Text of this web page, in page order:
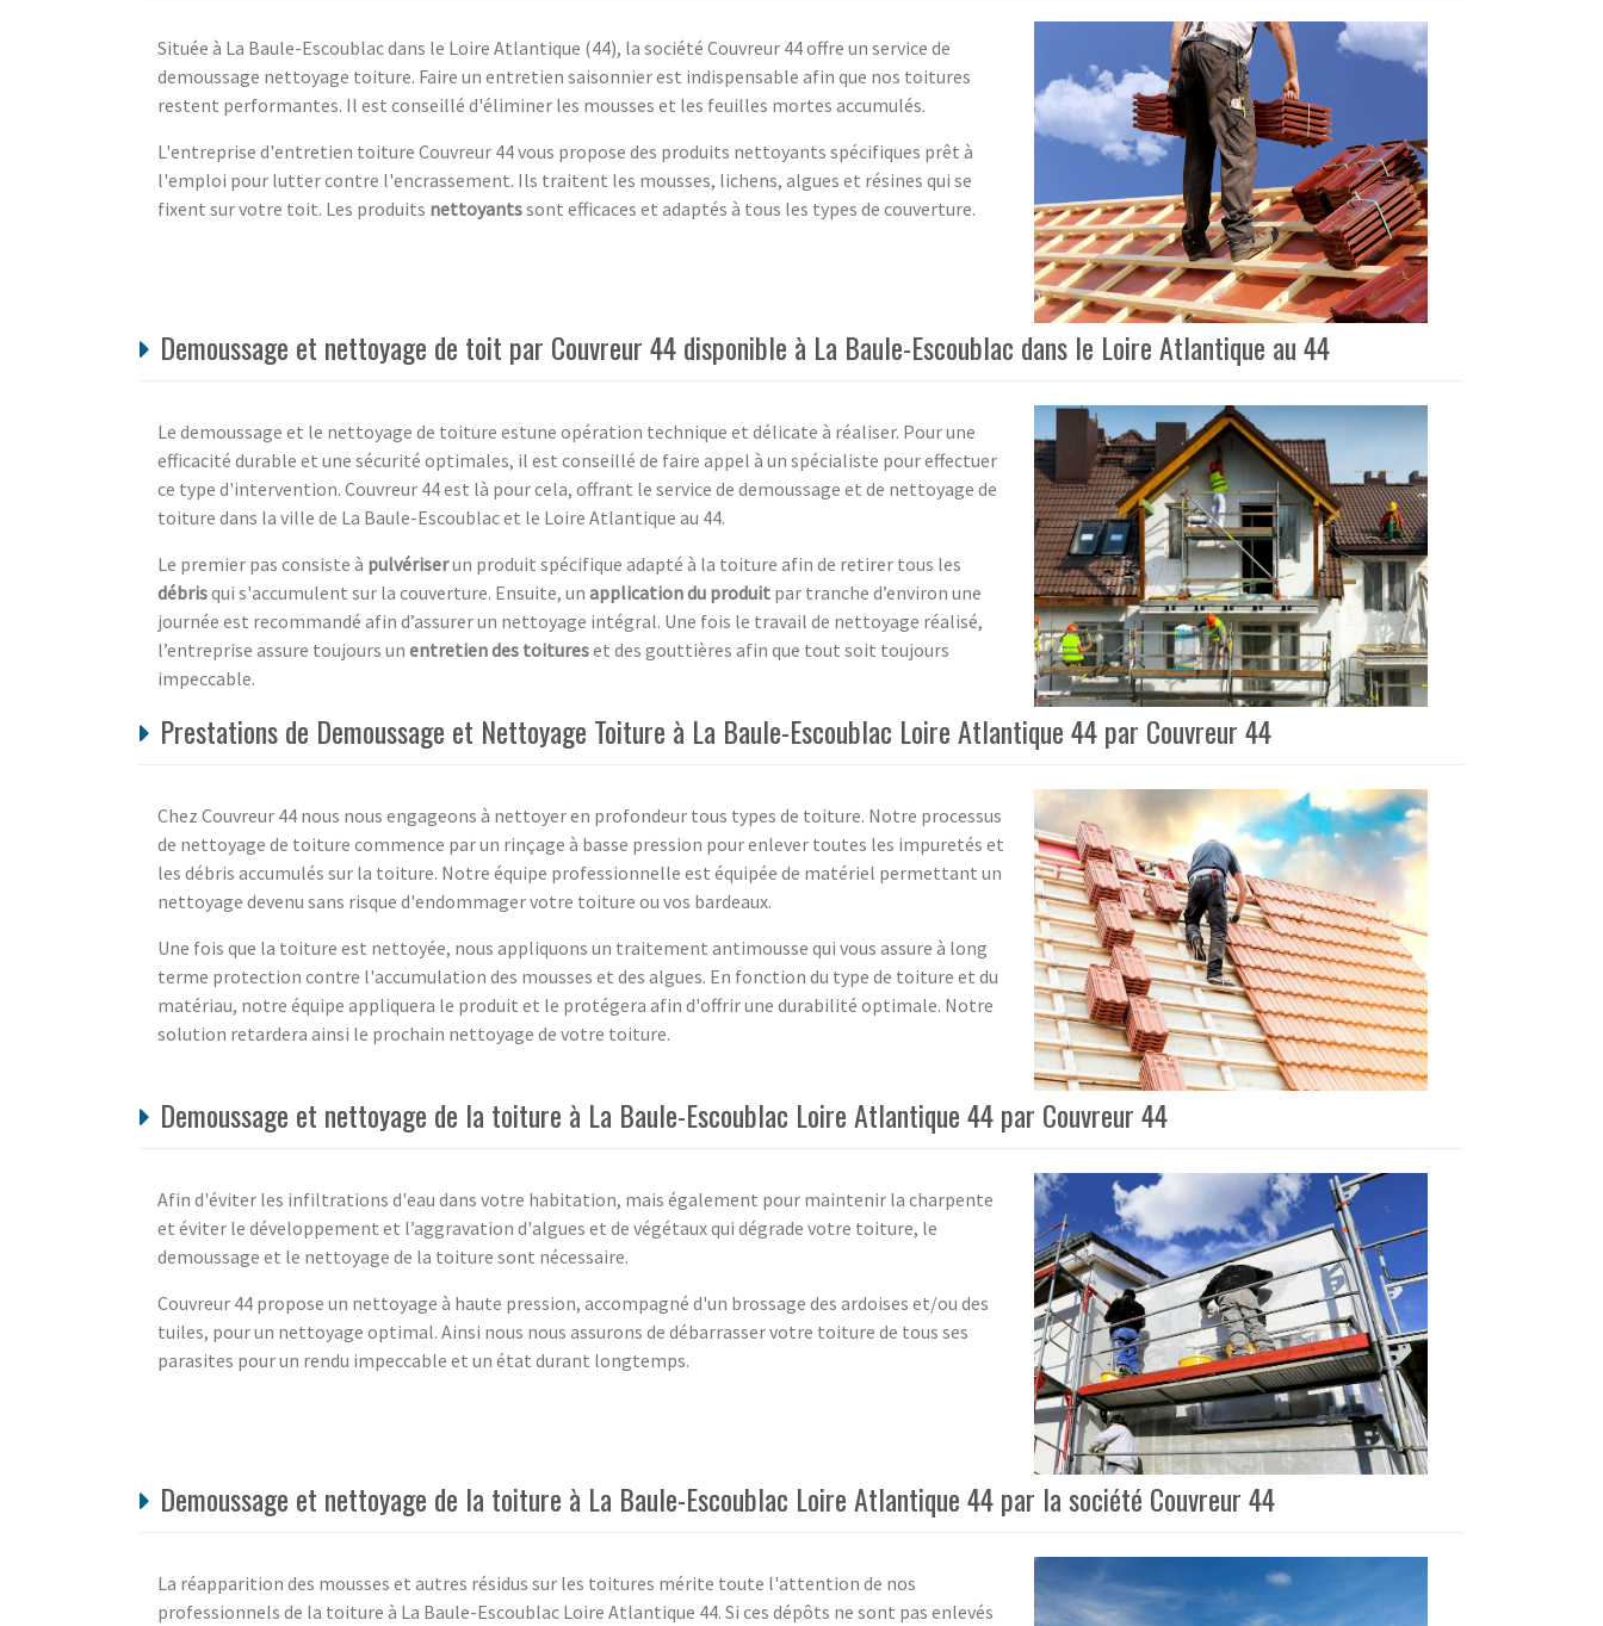
Située à La Baule-Escoublac dans le Loire Atlantique (44), la société Couvreur 44 offre un service de
demoussage nettoyage toiture. Faire un entretien saisonnier est indispensable afin que nos toitures
restent performantes. Il est conseillé d'éliminer les mousses et les feuilles mortes accumulés.
L'entreprise d'entretien toiture Couvreur 44 vous propose des produits nettoyants spécifiques prêt à
l'emploi pour lutter contre l'encrassement. Ils traitent les mousses, lichens, algues et résines qui se
fixent sur votre toit. Les produits nettoyantssont efficaces et adaptés à tous les types de couverture.
Demoussage et nettoyage de toit par Couvreur 44 disponible à La Baule-Escoublac dans le Loire Atlantique au 44
Le demoussage et le nettoyage de toiture estune opération technique et délicate à réaliser. Pour une
efficacité durable et une sécurité optimales, il est conseillé de faire appel à un spécialiste pour effectuer
ce type d'intervention. Couvreur 44 est là pour cela, offrant le service de demoussage et de nettoyage de
toiture dans la ville de La Baule-Escoublac et le Loire Atlantique au 44.
Le premier pas consiste à pulvériserun produit spécifique adapté à la toiture afin de retirer tous les
débrisqui s'accumulent sur la couverture. Ensuite, un application du produit par tranche d’environ une
journée est recommandé afin d’assurer un nettoyage intégral. Une fois le travail de nettoyage réalisé,
l’entreprise assure toujours un entretien des toitureset des gouttières afin que tout soit toujours
impeccable.
Prestations de Demoussage et Nettoyage Toiture à La Baule-Escoublac Loire Atlantique 44 par Couvreur 44
Chez Couvreur 44 nous nous engageons à nettoyer en profondeur tous types de toiture. Notre processus
de nettoyage de toiture commence par un rinçage à basse pression pour enlever toutes les impuretés et
les débris accumulés sur la toiture. Notre équipe professionnelle est équipée de matériel permettant un
nettoyage devenu sans risque d'endommager votre toiture ou vos bardeaux.
Une fois que la toiture est nettoyée, nous appliquons un traitement antimousse qui vous assure à long
terme protection contre l'accumulation des mousses et des algues. En fonction du type de toiture et du
matériau, notre équipe appliquera le produit et le protégera afin d'offrir une durabilité optimale. Notre
solution retardera ainsi le prochain nettoyage de votre toiture.
Demoussage et nettoyage de la toiture à La Baule-Escoublac Loire Atlantique 44 par Couvreur 44
Afin d'éviter les infiltrations d'eau dans votre habitation, mais également pour maintenir la charpente
et éviter le développement et l’aggravation d'algues et de végétaux qui dégrade votre toiture, le
demoussage et le nettoyage de la toiture sont nécessaire.
Couvreur 44 propose un nettoyage à haute pression, accompagné d'un brossage des ardoises et/ou des
tuiles, pour un nettoyage optimal. Ainsi nous nous assurons de débarrasser votre toiture de tous ses
parasites pour un rendu impeccable et un état durant longtemps.
Demoussage et nettoyage de la toiture à La Baule-Escoublac Loire Atlantique 44 par la société Couvreur 44
La réapparition des mousses et autres résidus sur les toitures mérite toute l'attention de nos
professionnels de la toiture à La Baule-Escoublac Loire Atlantique 44. Si ces dépôts ne sont pas enlevés